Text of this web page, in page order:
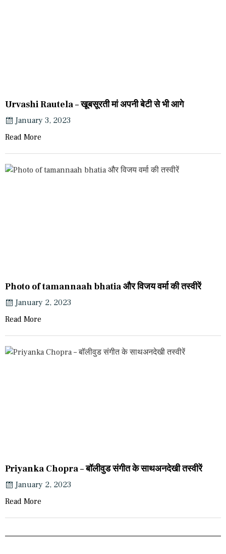
Urvashi Rautela – खूबसूरती मां अपनी बेटी से भी आगे
January 3, 2023
Read More
Photo of tamannaah bhatia और विजय वर्मा की तस्वीरें
January 2, 2023
Read More
Priyanka Chopra – बॉलीवुड संगीत के साथअनदेखी तस्वीरें
January 2, 2023
Read More